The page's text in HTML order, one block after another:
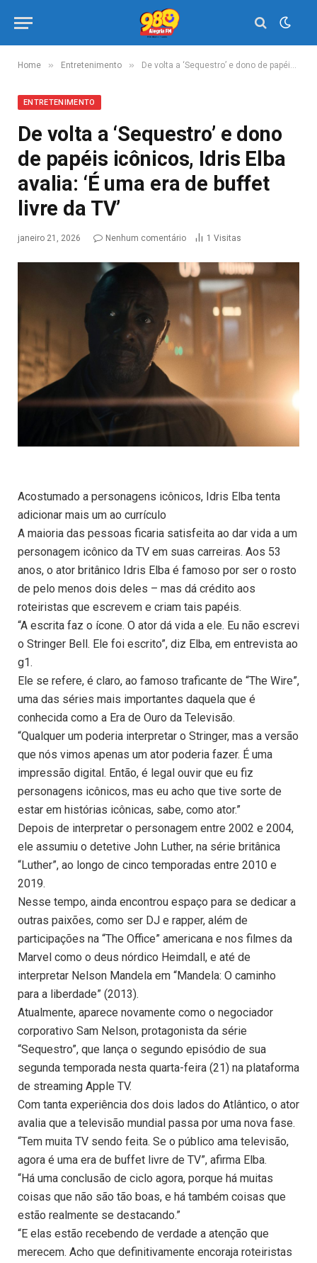
Home » Entretenimento » De volta a ‘Sequestro’ e dono de papéis icônicos, Idris Elba avalia: ‘É uma era de buffet livre da TV’
ENTRETENIMENTO
De volta a ‘Sequestro’ e dono
de papéis icônicos, Idris Elba
avalia: ‘É uma era de buffet
livre da TV’
janeiro 21, 2026 Nenhum comentário 1 Visitas
Acostumado a personagens icônicos, Idris Elba tenta
adicionar mais um ao currículo
A maioria das pessoas ficaria satisfeita ao dar vida a um
personagem icônico da TV em suas carreiras. Aos 53
anos, o ator britânico Idris Elba é famoso por ser o rosto
de pelo menos dois deles – mas dá crédito aos
roteiristas que escrevem e criam tais papéis.
“A escrita faz o ícone. O ator dá vida a ele. Eu não escrevi
o Stringer Bell. Ele foi escrito”, diz Elba, em entrevista ao
g1.
Ele se refere, é claro, ao famoso traficante de “The Wire”,
uma das séries mais importantes daquela que é
conhecida como a Era de Ouro da Televisão.
“Qualquer um poderia interpretar o Stringer, mas a versão
que nós vimos apenas um ator poderia fazer. É uma
impressão digital. Então, é legal ouvir que eu fiz
personagens icônicos, mas eu acho que tive sorte de
estar em histórias icônicas, sabe, como ator.”
Depois de interpretar o personagem entre 2002 e 2004,
ele assumiu o detetive John Luther, na série britânica
“Luther”, ao longo de cinco temporadas entre 2010 e
2019.
Nesse tempo, ainda encontrou espaço para se dedicar a
outras paixões, como ser DJ e rapper, além de
participações na “The Office” americana e nos filmes da
Marvel como o deus nórdico Heimdall, e até de
interpretar Nelson Mandela em “Mandela: O caminho
para a liberdade” (2013).
Atualmente, aparece novamente como o negociador
corporativo Sam Nelson, protagonista da série
“Sequestro”, que lança o segundo episódio de sua
segunda temporada nesta quarta-feira (21) na plataforma
de streaming Apple TV.
Com tanta experiência dos dois lados do Atlântico, o ator
avalia que a televisão mundial passa por uma nova fase.
“Tem muita TV sendo feita. Se o público ama televisão,
agora é uma era de buffet livre de TV”, afirma Elba.
“Há uma conclusão de ciclo agora, porque há muitas
coisas que não são tão boas, e há também coisas que
estão realmente se destacando.”
“E elas estão recebendo de verdade a atenção que
merecem. Acho que definitivamente encoraja roteiristas